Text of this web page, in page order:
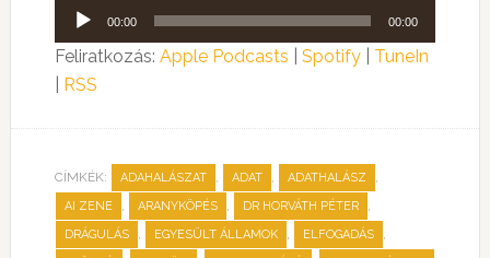
Audió
lejátszó
00:00 00:00
Feliratkozás: Apple Podcasts Spotify| TuneIn
RSS
CÍMKÉK: ADAHALÁSZAT , ADAT , ADATHALÁSZ ,
AI ZENE , ARANYKÖPÉS , DR HORVÁTH PÉTER ,
DRÁGULÁS , EGYESÜLT ÁLLAMOK , ELFOGADÁS ,